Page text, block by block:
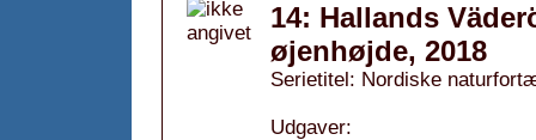
14: Hallands
øjenhøjde, 2018
Serietitel: Nordiske
Udgaver: